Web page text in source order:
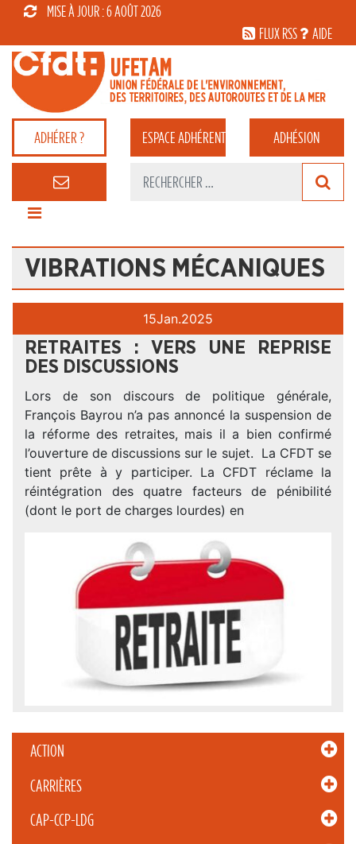
MISE À JOUR : 6 AOÛT 2026
FLUX RSS
AIDE
ADHÉRER ? ESPACEADHÉRENT ADHÉSION
VIBRATIONS MÉCANIQUES
ACTION
CARRIÈRES
CAP-CCP-LDG
15Jan.2025
RETRAITES : VERS UNE REPRISE
DES DISCUSSIONS
Lors de son discours de politique générale,
François Bayrou n’a pas annoncé la suspension de
la réforme des retraites, mais il a bien confirmé
l’ouverture de discussions sur le sujet. La CFDT se
tient prête à y participer. La CFDT réclame la
réintégration des quatre facteurs de pénibilité
(dont le port de charges lourdes) en